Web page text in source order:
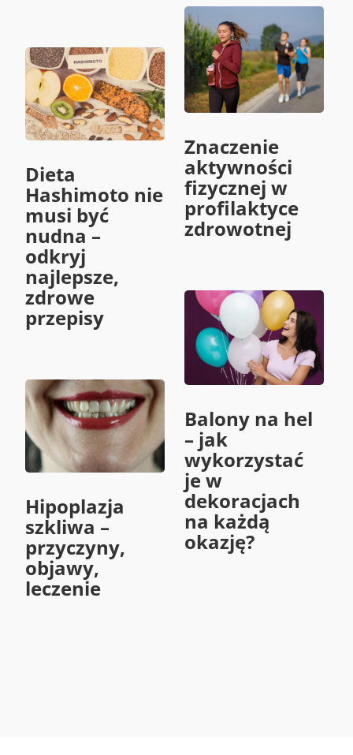
Dieta
Hashimoto nie
musi być
nudna –
odkryj
najlepsze,
zdrowe
przepisy
Hipoplazja
szkliwa –
przyczyny,
objawy,
leczenie
Znaczenie
aktywności
fizycznej w
profilaktyce
zdrowotnej
Balony na hel
– jak
wykorzystać
je w
dekoracjach
na każdą
okazję?